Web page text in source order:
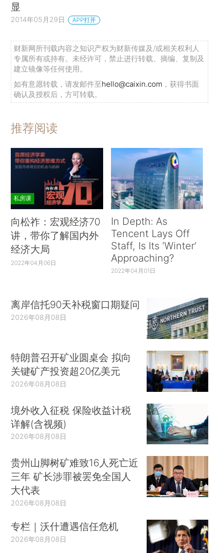
显
2014年05月29日 APP打开
财新网所刊载内容之知识产权为财新传媒及/或相关权利人
专属所有或持有。未经许可，禁止进行转载、摘编、复制及
建立镜像等任何使用。
如有意愿转载，请发邮件至hello@caixin.com ，获得书面
确认及授权后，方可转载。
推荐阅读
私房课
向松祚：宏观经济70
讲，带你了解国内外
经济大局
2022年04月06日
In Depth: As
Tencent Lays Off
Staff, Is Its ‘Winter’
Approaching?
2022年04月01日
离岸信托90天补税窗口期疑问
2026年08月08日
特朗普召开矿业圆桌会 拟向
关键矿产投资超20亿美元
2026年08月08日
境外收入征税 保险收益计税
详解(含视频)
2026年08月08日
贵州山脚树矿难致16人死亡近
三年 矿长涉罪被罢免全国人
大代表
2026年08月08日
专栏｜沃什遭遇信任危机
2026年08月08日